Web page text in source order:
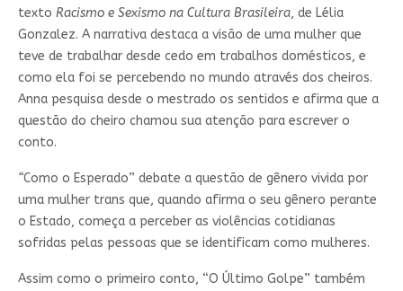
texto Racismo e Sexismo na Cultura Brasileira, de Lélia
Gonzalez. A narrativa destaca a visão de uma mulher que
teve de trabalhar desde cedo em trabalhos domésticos, e
como ela foi se percebendo no mundo através dos cheiros.
Anna pesquisa desde o mestrado os sentidos e afirma que a
questão do cheiro chamou sua atenção para escrever o
conto.
“Como o Esperado” debate a questão de gênero vivida por
uma mulher trans que, quando afirma o seu gênero perante
o Estado, começa a perceber as violências cotidianas
sofridas pelas pessoas que se identificam como mulheres.
Assim como o primeiro conto, “O Último Golpe” também